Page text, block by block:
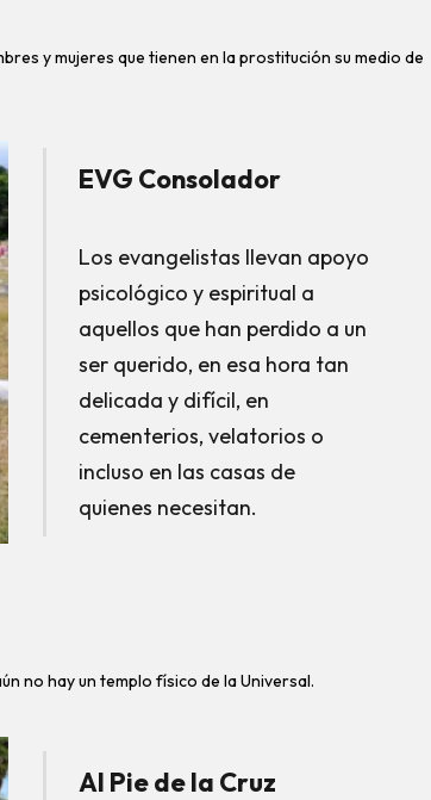
y mujeres que tienen en la prostitución su medio de
EVG Consolador
Los evangelistas llevan apoyo
psicológico y espiritual a
aquellos que han perdido a un
ser querido, en esa hora tan
delicada y difícil, en
cementerios, velatorios o
incluso en las casas de
quienes necesitan.
no hay un templo físico de la Universal.
Al Pie de la Cruz